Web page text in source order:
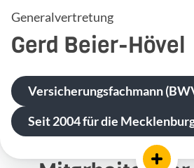
Generalvertretung
Gerd Beier-Hövel
Versicherungsfachmann
Seit 2004 für die